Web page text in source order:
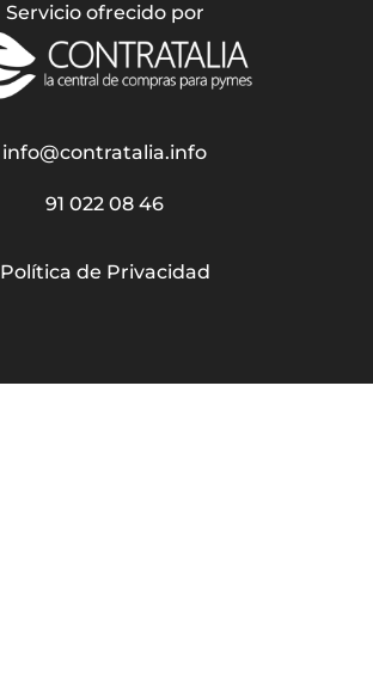
Servicio ofrecido por
info@contratalia.info
91 022 08 46
Política de Privacidad